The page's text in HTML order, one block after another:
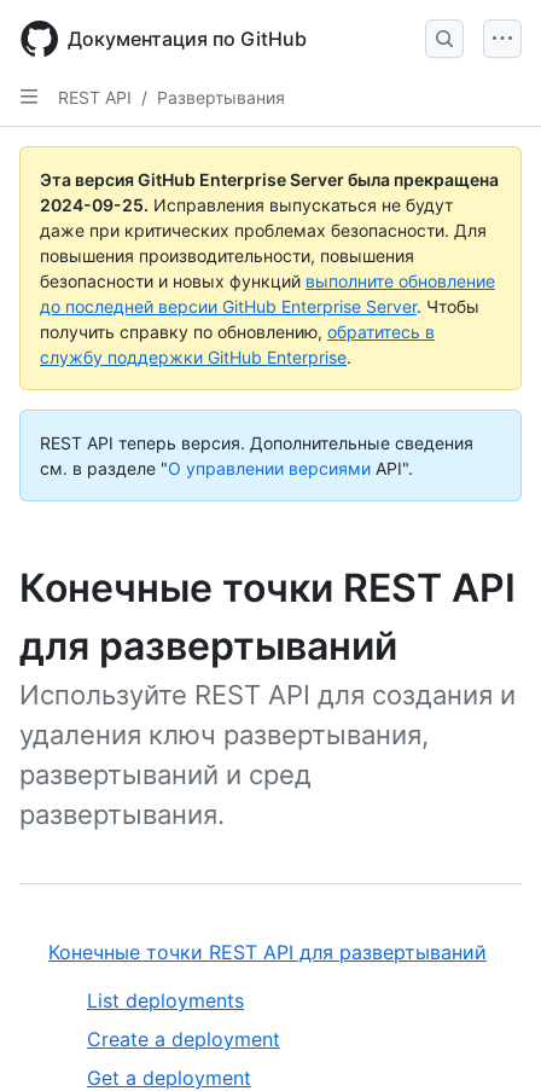
main
content
Документация по GitHub
REST API / Развертывания
Эта версия GitHub Enterprise Server была прекращена
2024-09-25. Исправления выпускаться не будут
даже при критических проблемах безопасности. Для
повышения производительности, повышения
безопасности и новых функций выполните обновление
до последней версии GitHub Enterprise Server. Чтобы
получить справку по обновлению, обратитесь в
службу поддержки GitHub Enterprise.
REST API теперь версия. Дополнительные сведения
см. в разделе "О управлении версиями API".
Конечные точки REST API
для развертываний
Используйте REST API для создания и
удаления ключ развертывания,
развертываний и сред
развертывания.
Конечные точки REST API для развертываний
List deployments
Create a deployment
Get a deployment